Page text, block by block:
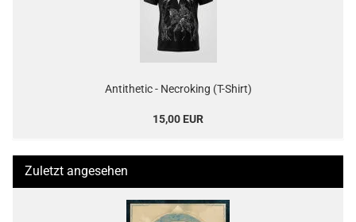
Antithetic - Necroking (T-Shirt)
15,00 EUR
Zuletzt angesehen